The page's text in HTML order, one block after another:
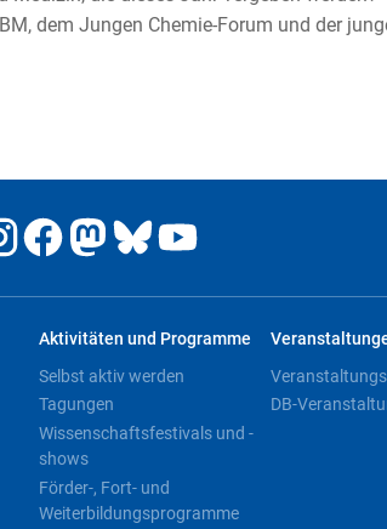
dem Jungen Chemie-Forum und der
Aktivitäten und Programme
Selbst aktiv werden
Tagungen
Wissenschaftsfestivals und -
shows
Förder-, Fort- und
Weiterbildungsprogramme
DB-